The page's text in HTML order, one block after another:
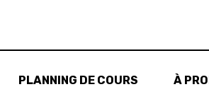
PLANNING DE COURS À